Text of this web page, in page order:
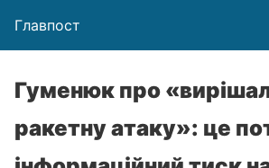
Главпост
Гуменюк про
ракетну атаку»: це